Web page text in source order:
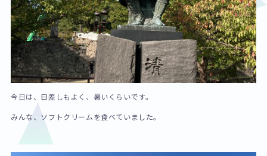
今日は、日差しもよく、暑いくらいです。
みんな、ソフトクリームを食べていました。